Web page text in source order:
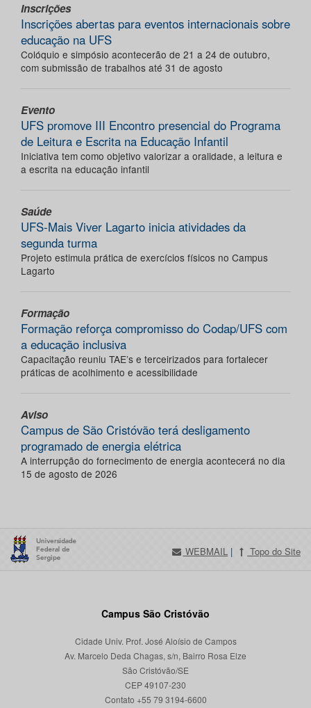
Inscrições
Inscrições abertas para eventos internacionais sobre
educação na UFS
Colóquio e simpósio acontecerão de 21 a 24 de outubro,
com submissão de trabalhos até 31 de agosto
Evento
UFS promove III Encontro presencial do Programa
de Leitura e Escrita na Educação Infantil
Iniciativa tem como objetivo valorizar a oralidade, a leitura e
a escrita na educação infantil
Saúde
UFS-Mais Viver Lagarto inicia atividades da
segunda turma
Projeto estimula prática de exercícios físicos no Campus
Lagarto
Formação
Formação reforça compromisso do Codap/UFS com
a educação inclusiva
Capacitação reuniu TAE’s e terceirizados para fortalecer
práticas de acolhimento e acessibilidade
Aviso
Campus de São Cristóvão terá desligamento
programado de energia elétrica
A interrupção do fornecimento de energia acontecerá no dia
15 de agosto de 2026
WEBMAIL | Topo do Site
Campus São Cristóvão
Cidade Univ. Prof. José Aloísio de Campos
Av. Marcelo Deda Chagas, s/n, Bairro Rosa Elze
São Cristóvão/SE
CEP 49107-230